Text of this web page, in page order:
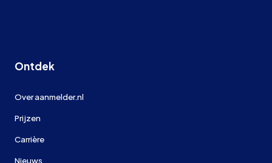
Ontdek
Over aanmelder.nl
Prijzen
Carrière
Nieuws